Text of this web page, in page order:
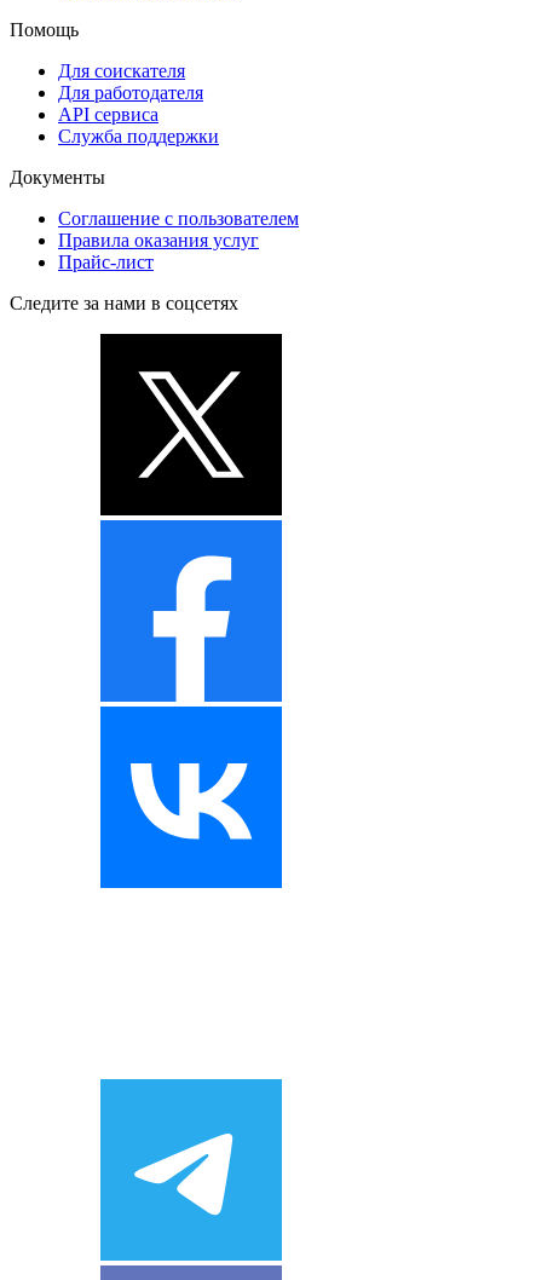
Помощь
Для соискателя
Для работодателя
API сервиса
Служба поддержки
Документы
Соглашение с пользователем
Правила оказания услуг
Прайс-лист
Следите за нами в соцсетях